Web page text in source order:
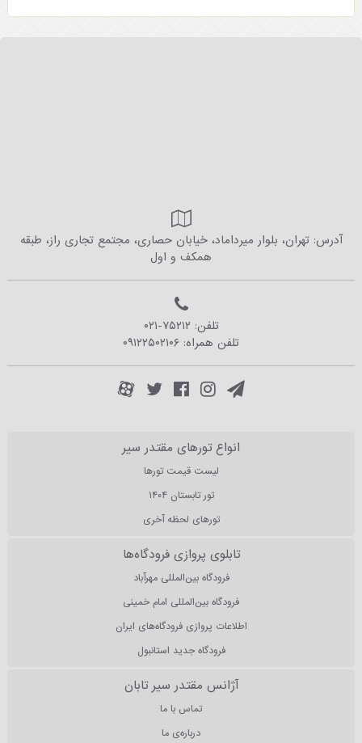
آدرس: تهران، بلوار میرداماد، خیابان حصاری، مجتمع تجاری راز، طبقه
همکف و اول
تلفن: ۰۲۱-۷۵۲۱۲
تلفن همراه: ۰۹۱۲۲۵۰۲۱۰۶
انواع تورهای مقتدر سیر
لیست قیمت تورها
تور تابستان ۱۴۰۴
تورهای لحظه آخری
تابلوی پروازی فرودگاه‌ها
فرودگاه بین‌المللی مهرآباد
فرودگاه بین‌المللی امام خمینی
اطلاعات پروازی فرودگاه‌های ایران
فرودگاه جدید استانبول
آژانس مقتدر سیر تابان
تماس با ما
درباره‌ی ما